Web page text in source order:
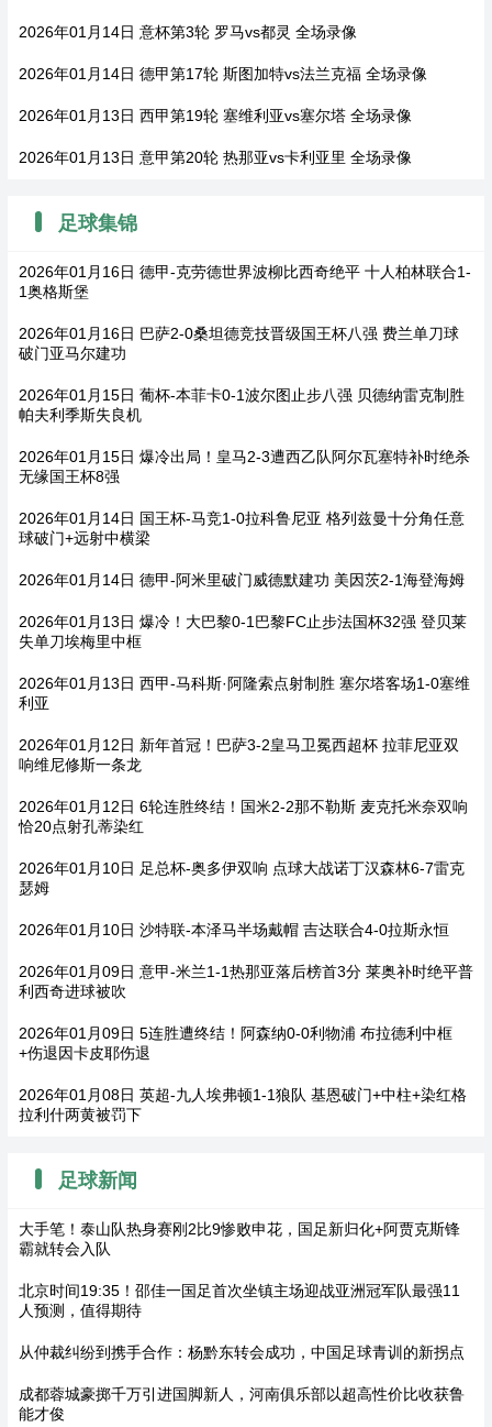
2026年01月14日 意杯第3轮 罗马vs都灵 全场录像
2026年01月14日 德甲第17轮 斯图加特vs法兰克福 全场录像
2026年01月13日 西甲第19轮 塞维利亚vs塞尔塔 全场录像
2026年01月13日 意甲第20轮 热那亚vs卡利亚里 全场录像
足球集锦
2026年01月16日 德甲-克劳德世界波柳比西奇绝平 十人柏林联合1-
1奥格斯堡
2026年01月16日 巴萨2-0桑坦德竞技晋级国王杯八强 费兰单刀球
破门亚马尔建功
2026年01月15日 葡杯-本菲卡0-1波尔图止步八强 贝德纳雷克制胜
帕夫利季斯失良机
2026年01月15日 爆冷出局！皇马2-3遭西乙队阿尔瓦塞特补时绝杀
无缘国王杯8强
2026年01月14日 国王杯-马竞1-0拉科鲁尼亚 格列兹曼十分角任意
球破门+远射中横梁
2026年01月14日 德甲-阿米里破门威德默建功 美因茨2-1海登海姆
2026年01月13日 爆冷！大巴黎0-1巴黎FC止步法国杯32强 登贝莱
失单刀埃梅里中框
2026年01月13日 西甲-马科斯·阿隆索点射制胜 塞尔塔客场1-0塞维
利亚
2026年01月12日 新年首冠！巴萨3-2皇马卫冕西超杯 拉菲尼亚双
响维尼修斯一条龙
2026年01月12日 6轮连胜终结！国米2-2那不勒斯 麦克托米奈双响
恰20点射孔蒂染红
2026年01月10日 足总杯-奥多伊双响 点球大战诺丁汉森林6-7雷克
瑟姆
2026年01月10日 沙特联-本泽马半场戴帽 吉达联合4-0拉斯永恒
2026年01月09日 意甲-米兰1-1热那亚落后榜首3分 莱奥补时绝平普
利西奇进球被吹
2026年01月09日 5连胜遭终结！阿森纳0-0利物浦 布拉德利中框
+伤退因卡皮耶伤退
2026年01月08日 英超-九人埃弗顿1-1狼队 基恩破门+中柱+染红格
拉利什两黄被罚下
足球新闻
大手笔！泰山队热身赛刚2比9惨败申花，国足新归化+阿贾克斯锋
霸就转会入队
北京时间19:35！邵佳一国足首次坐镇主场迎战亚洲冠军队最强11
人预测，值得期待
从仲裁纠纷到携手合作：杨黔东转会成功，中国足球青训的新拐点
成都蓉城豪掷千万引进国脚新人，河南俱乐部以超高性价比收获鲁
能才俊